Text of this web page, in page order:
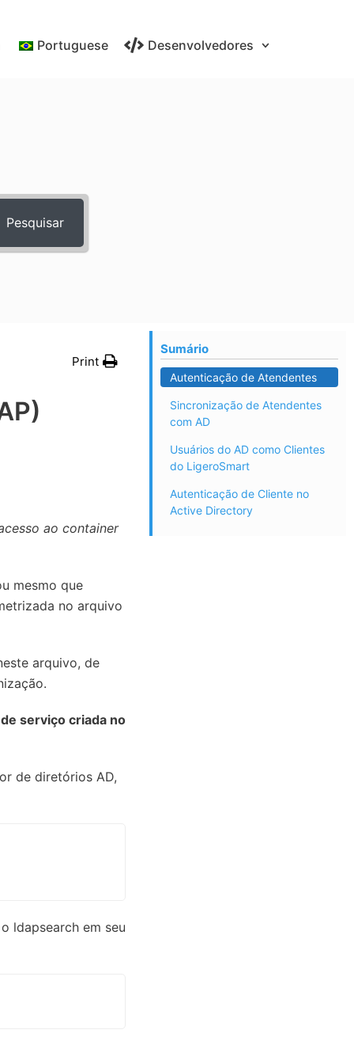
Portuguese Desenvolvedores
Pesquisar
Print
ao container
mesmo que
no arquivo
arquivo, de
serviço criada no
de diretórios AD,
ldapsearch em seu
Sumário
Autenticação de Atendentes
Sincronização de Atendentes
com AD
Usuários do AD como Clientes
do LigeroSmart
Autenticação de Cliente no
Active Directory